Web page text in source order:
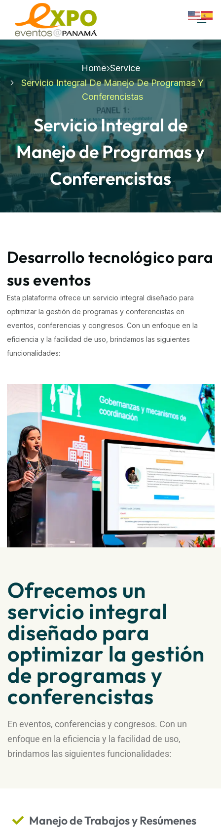
Home Service
Servicio Integral De Manejo De Programas Y
Conferencistas
Servicio Integral de
Manejo de Programas y
Conferencistas
Desarrollo tecnológico para
sus eventos
Esta plataforma ofrece un servicio integral diseñado para
optimizar la gestión de programas y conferencistas en
eventos, conferencias y congresos. Con un enfoque en la
eficiencia y la facilidad de uso, brindamos las siguientes
funcionalidades:
Ofrecemos un
servicio integral
diseñado para
optimizar la gestión
de programas y
conferencistas
En eventos, conferencias y congresos. Con un
enfoque en la eficiencia y la facilidad de uso,
brindamos las siguientes funcionalidades:
Manejo de Trabajos y Resúmenes